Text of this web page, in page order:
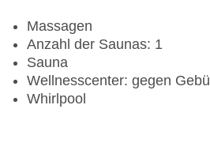
Aerobic
Beachvolleyball
Fitnessraum
Tretboot
Tennisplatz
Massagen
Anzahl der Saunas: 1
Sauna
Wellnesscenter: gegen
Whirlpool